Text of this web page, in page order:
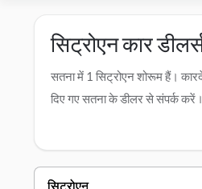
सिट्रोएन कार
सतना में 1 सिट्रोएन शोरूम हैं।
दिए गए सतना के डीलर से संपर्क